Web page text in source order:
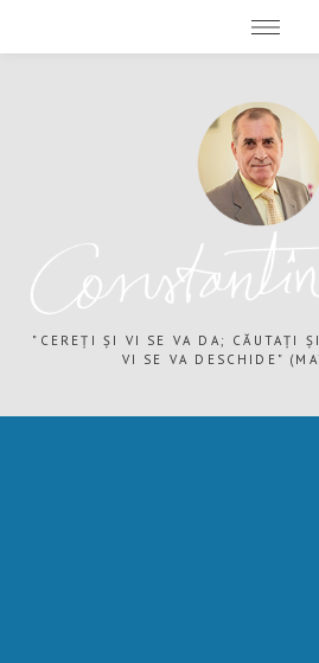
"CEREȚI ȘI VI SE VA DA; CĂUTAȚI
VI SE VA DESCHIDE"